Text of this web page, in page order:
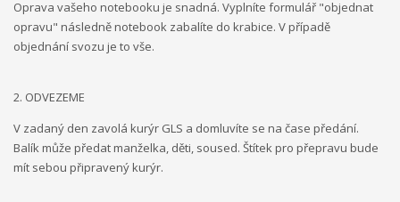
Oprava vašeho notebooku je snadná. Vyplníte formulář "objednat
opravu" následně notebook zabalíte do krabice. V případě
objednání svozu je to vše.
2. ODVEZEME
V zadaný den zavolá kurýr GLS a domluvíte se na čase předání.
Balík může předat manželka, děti, soused. Štítek pro přepravu bude
mít sebou připravený kurýr.